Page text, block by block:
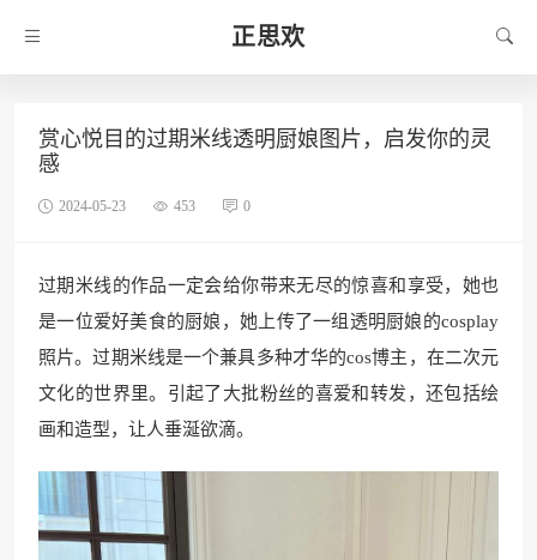
正思欢
赏心悦目的过期米线透明厨娘图片，启发你的灵
感
2024-05-23 453 0
过期米线的作品一定会给你带来无尽的惊喜和享受，她也
是一位爱好美食的厨娘，她上传了一组透明厨娘的cosplay
照片。过期米线是一个兼具多种才华的cos博主，在二次元
文化的世界里。引起了大批粉丝的喜爱和转发，还包括绘
画和造型，让人垂涎欲滴。